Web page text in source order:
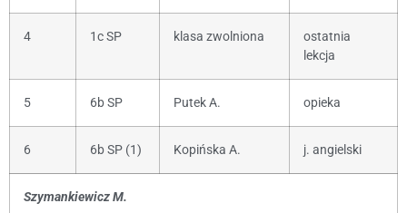
4 1c SP klasa zwolniona
ostatnia
lekcja
5 6b SP Putek A. opieka
6 6b SP (1) Kopińska A. j. angielski
Szymankiewicz M.